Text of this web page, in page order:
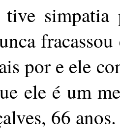
tive
por e ele
ele é um
66 anos.